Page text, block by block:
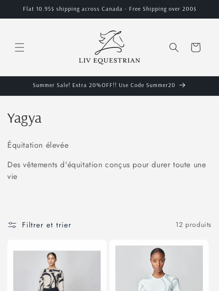
passer
au
Flat 10.95$ shipping across Canada - Free Shipping over 200$
Panier
Summer Sale! Extra 20%OFF!! Use Code Summer20
C
o
l
t
Yagya
Équitation élevée
Des vêtements d'équitation conçus pour durer toute une
vie
Filtrer et trier 12 produits